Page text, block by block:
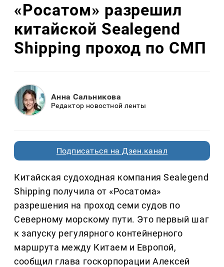
«Росатом» разрешил
китайской Sealegend
Shipping проход по СМП
Анна Сальникова
Редактор новостной ленты
Подписаться на Дзен.канал
Китайская судоходная компания Sealegend
Shipping получила от «Росатома»
разрешения на проход семи судов по
Северному морскому пути. Это первый шаг
к запуску регулярного контейнерного
маршрута между Китаем и Европой,
сообщил глава госкорпорации Алексей